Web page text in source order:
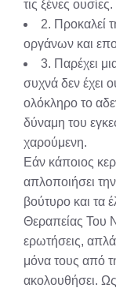
τις ξένες ουσίες.
2. Προκαλεί
οργάνων και
3. Παρέχει
συχνά δεν έχει
ολόκληρο το
δύναμη του
χαρούμενη.
Εάν κάποιος
απλοποιήσει
βούτυρο και τα
Θεραπείας Του
ερωτήσεις,
μόνα τους από
ακολουθήσει.